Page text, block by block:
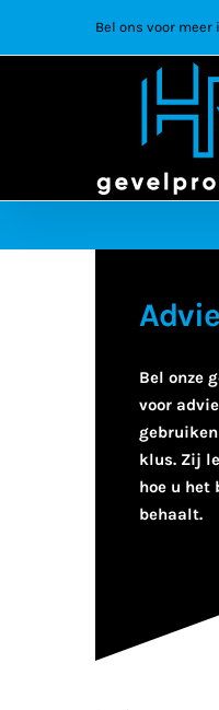
Bel ons voor
Bel onze
voor
klus. Zij
hoe u het
behaalt.